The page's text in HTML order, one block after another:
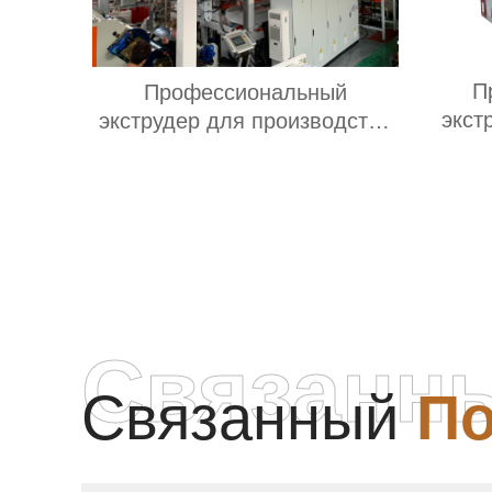
Профессиональный
экструдер для производства
Связанный